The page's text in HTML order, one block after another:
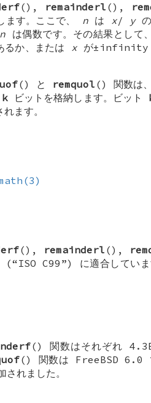
(), remainderl (),
す。ここで、 nは x/ yの
n は偶数です。その結果とし
か、または xが±infinity で
() と remquol () 関数は
kビットを格納します。ビット
ます。
(), remainderl (),
C99”) に適合してい
() 関数はそれぞれ
() 関数は FreeBSD 6.0
されました。